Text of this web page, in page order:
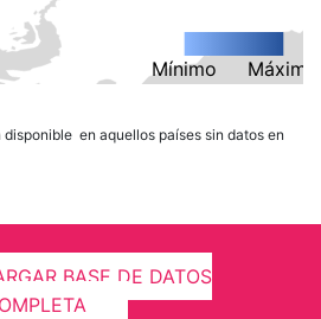
Mínimo Máximo
en aquellos países sin datos en
BASE DE DATOS